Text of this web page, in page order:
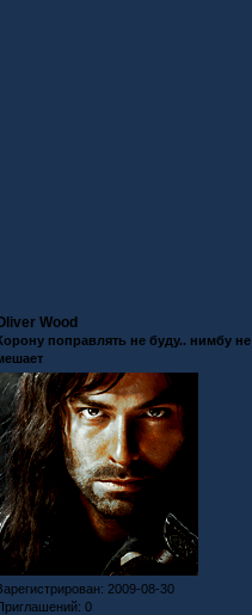
Wood
поправлять не буду.. нимбу не
: 2009-08-30
0